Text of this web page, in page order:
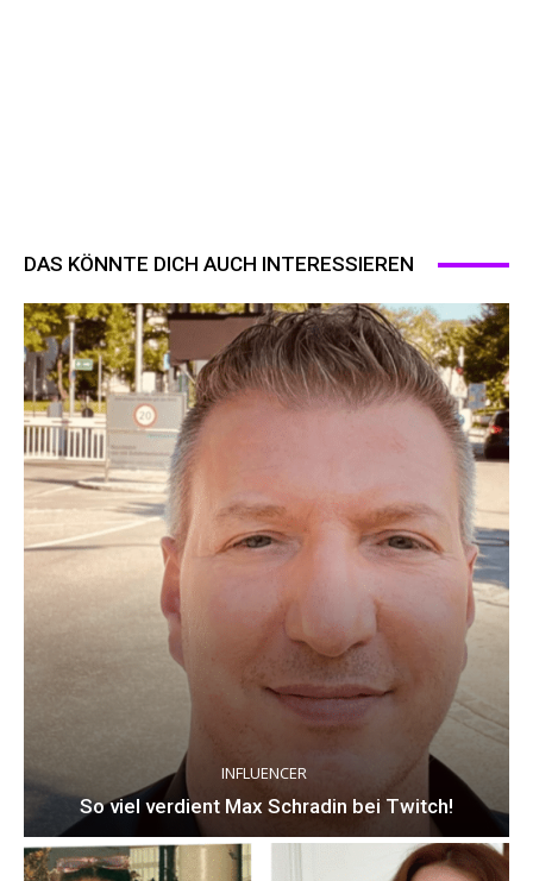
DAS KÖNNTE DICH AUCH INTERESSIEREN
INFLUENCER
So viel verdient Max Schradin bei Twitch!